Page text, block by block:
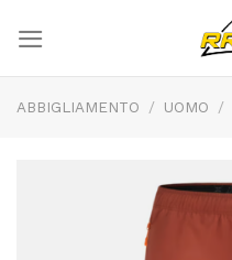
content
ABBIGLIAMENTO / UOMO /